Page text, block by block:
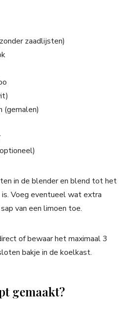
zaadlijsten)
(gemalen)
in de blender en blend tot het
Voeg eventueel wat extra
van een limoen toe.
of bewaar het maximaal 3
bakje in de koelkast.
gemaakt?